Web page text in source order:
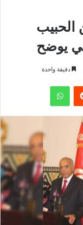
الحبيب
يوضح
دقيقة واحدة
واتساب